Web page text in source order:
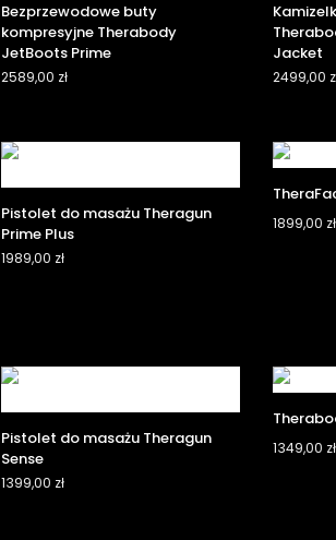
Bezprzewodowe buty
kompresyjne Therabody
JetBoots Prime
2589,00 zł
Jacket
2499,00
Pistolet do masażu Theragun
Prime Plus
1989,00 zł
1899,00 zł
Pistolet do masażu Theragun
Sense
1399,00 zł
1349,00 zł